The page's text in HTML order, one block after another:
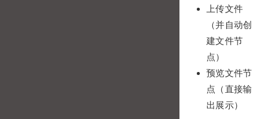
上传文件
（并自动创
建文件节
点）
预览文件节
点（直接输
出展示）